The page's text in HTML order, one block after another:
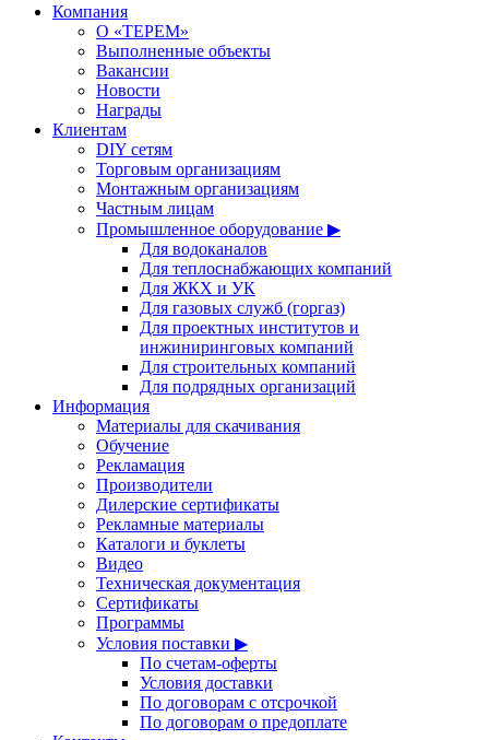
Компания
О «ТЕРЕМ»
Выполненные объекты
Вакансии
Новости
Награды
Клиентам
DIY сетям
Торговым организациям
Монтажным организациям
Частным лицам
Промышленное оборудование ▶
Для водоканалов
Для теплоснабжающих компаний
Для ЖКХ и УК
Для газовых служб (горгаз)
Для проектных институтов и
инжиниринговых компаний
Для строительных компаний
Для подрядных организаций
Информация
Материалы для скачивания
Обучение
Рекламация
Производители
Дилерские сертификаты
Рекламные материалы
Каталоги и буклеты
Видео
Техническая документация
Сертификаты
Программы
Условия поставки ▶
По счетам-оферты
Условия доставки
По договорам с отсрочкой
По договорам о предоплате